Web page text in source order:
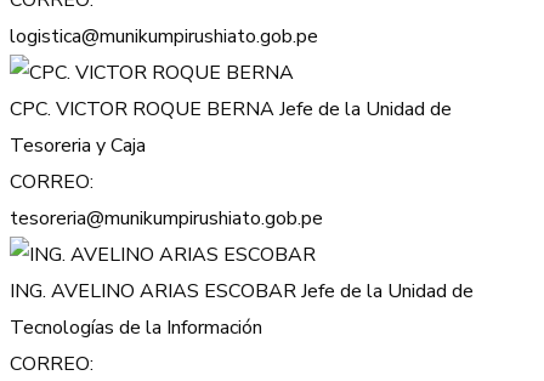
logistica@munikumpirushiato.gob.pe
CPC. VICTOR ROQUE BERNAJefe de la Unidad de
Tesoreria y Caja
CORREO:
tesoreria@munikumpirushiato.gob.pe
ING. AVELINO ARIAS ESCOBARJefe de la Unidad de
Tecnologías de la Información
CORREO: